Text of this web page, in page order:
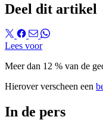
Deel dit artikel
Lees voor
Meer dan 12 % van de
Hierover verscheen een
In de pers